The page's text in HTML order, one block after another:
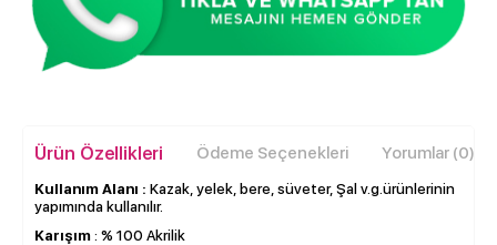
Ürün Özellikleri Ödeme Seçenekleri Yorumlar (0)
Kullanım Alanı : Kazak, yelek, bere, süveter, Şal v.g.ürünlerinin
yapımında kullanılır.
Karışım : % 100 Akrilik